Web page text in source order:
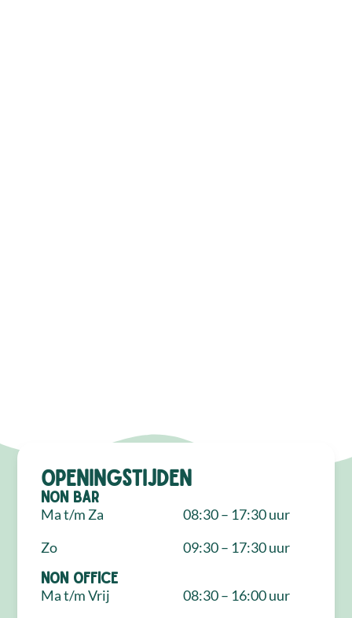
Openingstijden
NON Bar
Ma t/m Za
Zo
08:30 – 17:30 uur
09:30 – 17:30 uur
NON Office
Ma t/m Vrij
08:30 – 16:00 uur